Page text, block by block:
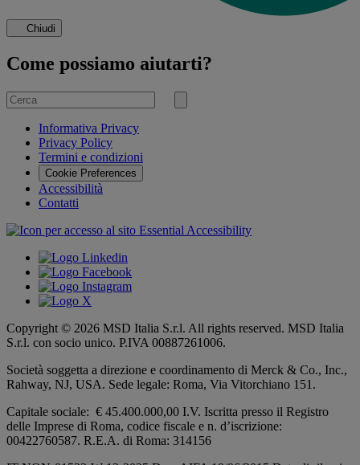
Chiudi
Come possiamo aiutarti?
Cerca
per
Invia
Informativa Privacy
Privacy Policy
Termini e condizioni
Cookie Preferences
Accessibilità
Contatti
Copyright © 2026 MSD Italia S.r.l. All rights reserved. MSD Italia
S.r.l. con socio unico. P.IVA 00887261006.
Società soggetta a direzione e coordinamento di Merck & Co., Inc.,
Rahway, NJ, USA. Sede legale: Roma, Via Vitorchiano 151.
Capitale sociale: € 45.400.000,00 I.V. Iscritta presso il Registro
delle Imprese di Roma, codice fiscale e n. d’iscrizione:
00422760587. R.E.A. di Roma: 314156